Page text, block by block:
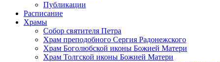
Публикации
Расписание
Храмы
Собор святителя Петра
Храм преподобного Сергия Радонежского
Храм Боголюбской иконы Божией Матери
Храм Толгской иконы Божией Матери